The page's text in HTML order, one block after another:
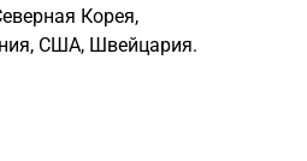
Корея,
США, Швейцария.